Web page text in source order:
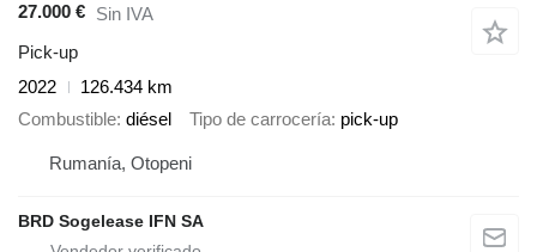
27.000 € Sin IVA
Pick-up
2022
126.434 km
Combustible diésel Tipo de carrocería pick-up
Rumanía, Otopeni
BRD Sogelease IFN SA